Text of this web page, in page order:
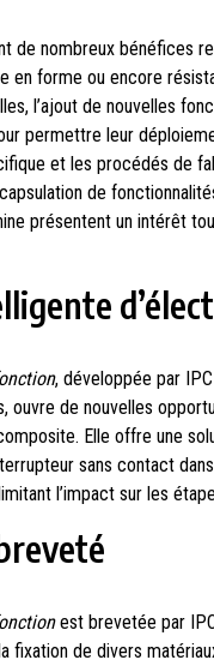
de nombreux bénéfices
forme ou encore
l’ajout de nouvelles
permettre leur
et les procédés de
de
présentent un intérêt
, développée par
de nouvelles
Elle offre une
sans contact
l’impact sur les
est brevetée par
fixation de divers